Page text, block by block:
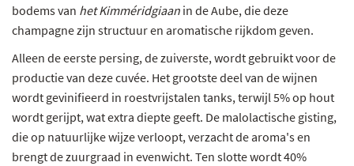
bodems van het Kimméridgiaan in de Aube, die deze
champagne zijn structuur en aromatische rijkdom geven.
Alleen de eerste persing, de zuiverste, wordt gebruikt voor de
productie van deze cuvée. Het grootste deel van de wijnen
wordt gevinifieerd in roestvrijstalen tanks, terwijl 5% op hout
wordt gerijpt, wat extra diepte geeft. De malolactische gisting,
die op natuurlijke wijze verloopt, verzacht de aroma's en
brengt de zuurgraad in evenwicht. Ten slotte wordt 40%